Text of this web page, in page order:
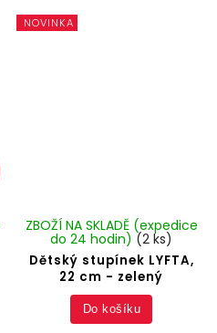
NOVINKA
Dětský stupínek LYFTA,
22 cm - zelený
ZBOŽÍ NA SKLADĚ (expedice
do 24 hodin) (2 ks)
Do košíku